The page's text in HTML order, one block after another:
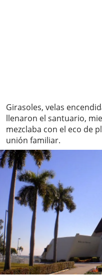
Girasoles, velas
llenaron el santuario,
mezclaba con el eco de
unión familiar.